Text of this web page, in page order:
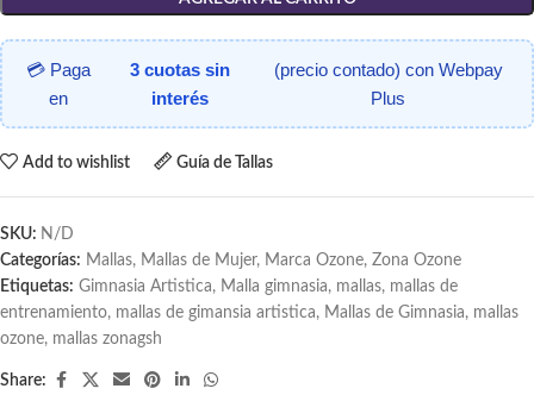
💳 Paga
en
3 cuotas sin
interés
(precio contado) con Webpay
Plus
Add to wishlist Guía de Tallas
SKU: N/D
Categorías: Mallas, Mallas de Mujer, Marca Ozone, Zona Ozone
Etiquetas: Gimnasia Artistica, Malla gimnasia, mallas, mallas de
entrenamiento, mallas de gimansia artistica, Mallas de Gimnasia, mallas
ozone, mallas zonagsh
Share: